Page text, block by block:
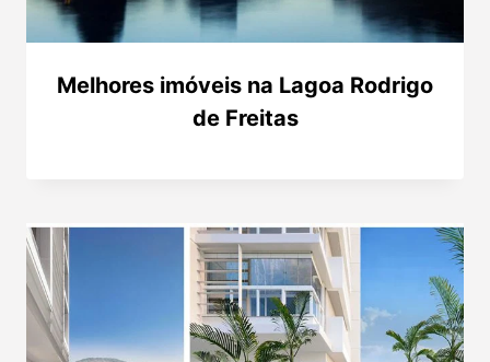
Melhores imóveis na Lagoa Rodrigo
de Freitas